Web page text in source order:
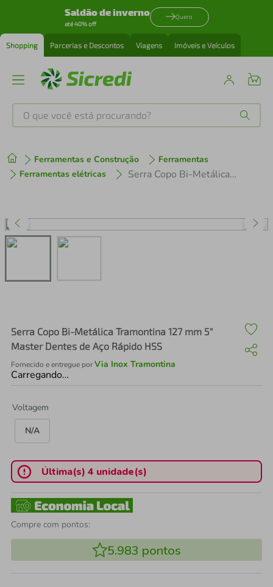
Saldão de inverno
até 40% off
Quero
Shopping Parcerias e Descontos Viagens Imóveis e Veículos
O que você está procurando?
Ferramentas e Construção
Ferramentas
Ferramentas elétricas
Serra Copo Bi-Metálica Tramontina 127 mm 5" Master Dentes de Aço Rápido HSS
Serra Copo Bi-Metálica Tramontina 127 mm 5"
Master Dentes de Aço Rápido HSS
Fornecido e entregue porVia Inox Tramontina
Carregando…
Voltagem
N/A
Última(s) 4 unidade(s)
Compre com pontos:
5.983 pontos
1º tenis
3º perfume